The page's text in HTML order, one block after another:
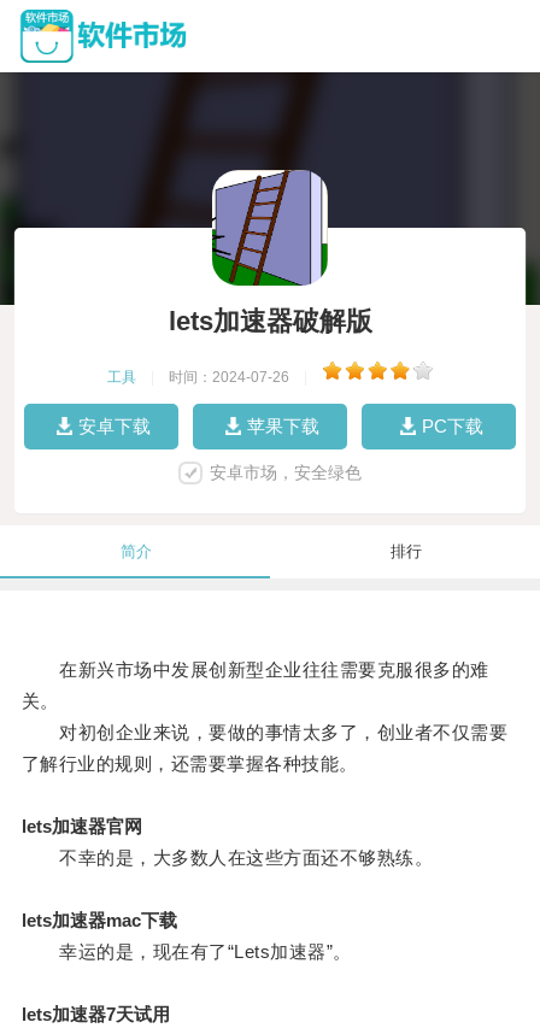
lets加速器破解版
工具 时间：2024-07-26
安卓下载 苹果下载 PC下载
安卓市场，安全绿色
简介 排行
在新兴市场中发展创新型企业往往需要克服很多的难
关。
对初创企业来说，要做的事情太多了，创业者不仅需要
了解行业的规则，还需要掌握各种技能。
lets加速器官网
不幸的是，大多数人在这些方面还不够熟练。
lets加速器mac下载
幸运的是，现在有了“Lets加速器”。
lets加速器7天试用